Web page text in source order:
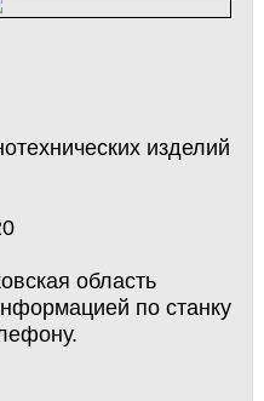
изделий
область
по станку